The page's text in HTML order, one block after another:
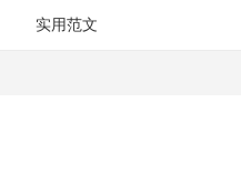
实用范文